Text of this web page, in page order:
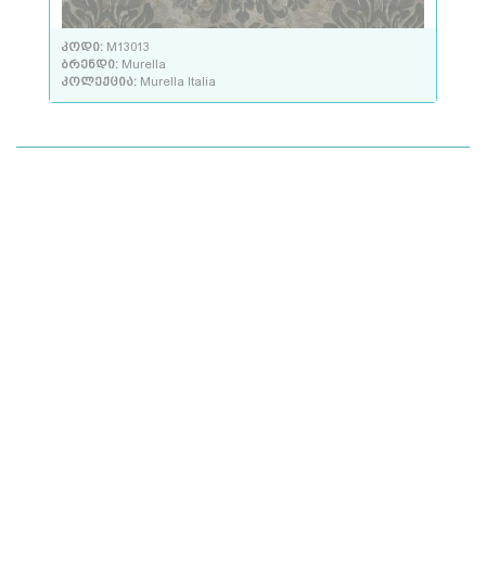
კოდი: M13013
ბრენდი: Murella
კოლექცია: Murella Italia